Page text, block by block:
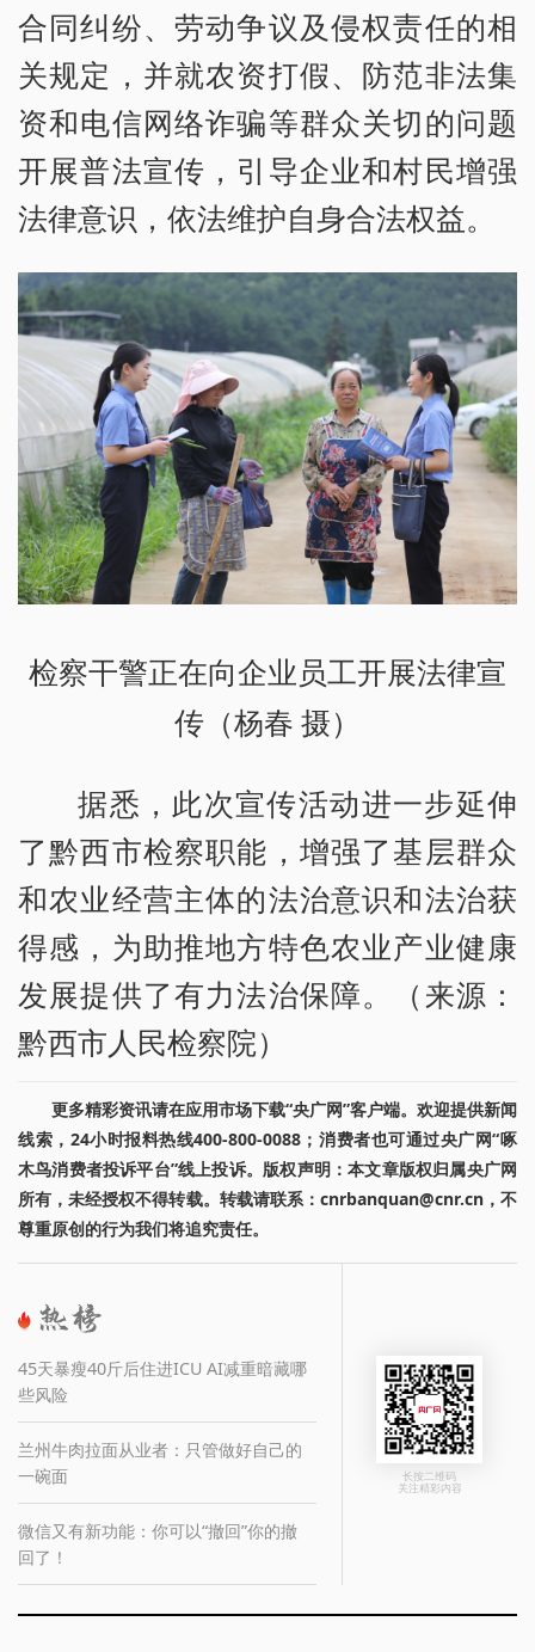
合同纠纷、劳动争议及侵权责任的相
关规定，并就农资打假、防范非法集
资和电信网络诈骗等群众关切的问题
开展普法宣传，引导企业和村民增强
法律意识，依法维护自身合法权益。
检察干警正在向企业员工开展法律宣
传（杨春 摄）
据悉，此次宣传活动进一步延伸
了黔西市检察职能，增强了基层群众
和农业经营主体的法治意识和法治获
得感，为助推地方特色农业产业健康
发展提供了有力法治保障。（来源：
黔西市人民检察院）
更多精彩资讯请在应用市场下载“央广网”客户端。欢迎提供新闻
线索，24小时报料热线400-800-0088；消费者也可通过央广网“啄
木鸟消费者投诉平台”线上投诉。版权声明：本文章版权归属央广网
所有，未经授权不得转载。转载请联系：cnrbanquan@cnr.cn，不
尊重原创的行为我们将追究责任。
45天暴瘦40斤后住进ICU AI减重暗藏哪
些风险
兰州牛肉拉面从业者：只管做好自己的
一碗面
微信又有新功能：你可以“撤回”你的撤
回了！
长按二维码
关注精彩内容